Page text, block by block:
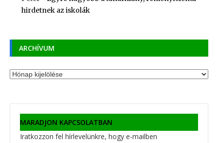
hirdetnek az iskolák
ARCHÍVUM
Archívum
MARADJON KAPCSOLATBAN
Iratkozzon fel hírlevelünkre, hogy e-mailben